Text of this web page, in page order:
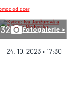
32 Fotogalerie >
24. 10. 2023 • 17:30